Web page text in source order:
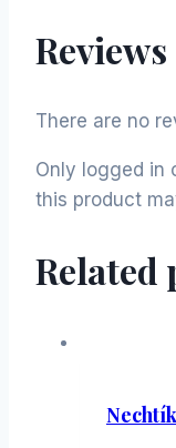
Reviews
There are no
Only logged in
this product
Related